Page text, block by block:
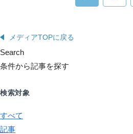
メディアTOPに戻る
Search
条件から記事を探す
検索対象
すべて
記事